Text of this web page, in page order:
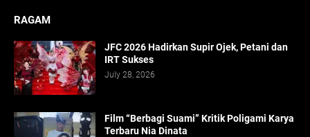
RAGAM
JFC 2026 Hadirkan Supir Ojek, Petani dan
IRT Sukses
July 28, 2026
Film “Berbagi Suami” Kritik Poligami Karya
Terbaru Nia Dinata